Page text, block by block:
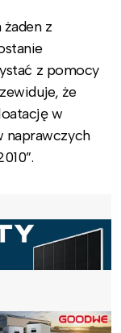
z
z pomocy
że
w
naprawczych